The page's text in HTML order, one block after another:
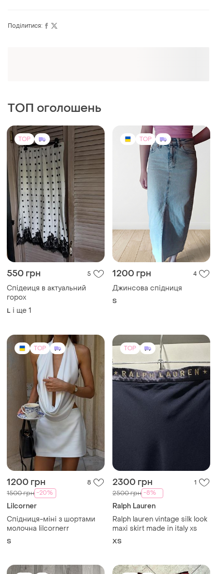
Поділитися:
ТОП оголошень
TOP
550 грн
Спідеиця в актуальний
TOP
1200 грн
TOP
1200 грн
-20%
Спідниця-міні з шортами
TOP
2300 грн
-8%
Ralph lauren vintage silk look